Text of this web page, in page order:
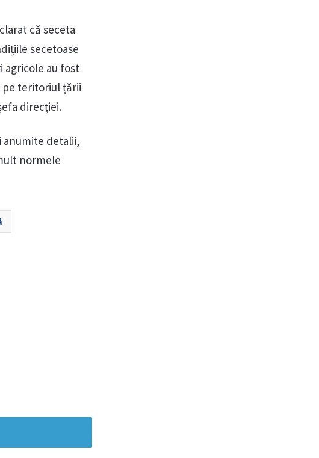
că seceta
secetoase
agricole au fost
pe teritoriul țării
direcției.
anumite detalii,
normele